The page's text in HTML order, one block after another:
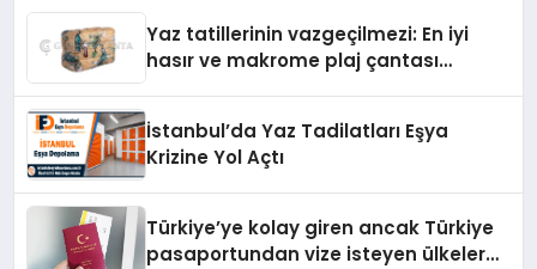
Yaz tatillerinin vazgeçilmezi: En iyi
hasır ve makrome plaj çantası
İstanbul’da Yaz Tadilatları Eşya
Krizine Yol Açtı
Türkiye’ye kolay giren ancak Türkiye
pasaportundan vize isteyen ülkeler